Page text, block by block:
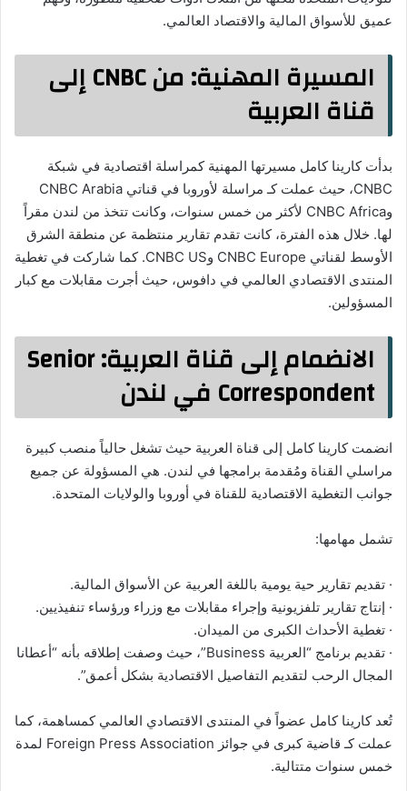
عميق للأسواق المالية والاقتصاد العالمي.
المسيرة المهنية: من CNBC إلى
قناة العربية
بدأت كارينا كامل مسيرتها المهنية كمراسلة اقتصادية في شبكة
CNBC، حيث عملت كـ مراسلة لأوروبا في قناتي CNBC Arabia
وCNBC Africa لأكثر من خمس سنوات، وكانت تتخذ من لندن مقراً
لها. خلال هذه الفترة، كانت تقدم تقارير منتظمة عن منطقة الشرق
الأوسط لقناتي CNBC Europe وCNBC US. كما شاركت في تغطية
المنتدى الاقتصادي العالمي في دافوس، حيث أجرت مقابلات مع كبار
المسؤولين.
الانضمام إلى قناة العربية: Senior
Correspondent في لندن
انضمت كارينا كامل إلى قناة العربية حيث تشغل حالياً منصب كبيرة
مراسلي القناة ومُقدمة برامجها في لندن. هي المسؤولة عن جميع
جوانب التغطية الاقتصادية للقناة في أوروبا والولايات المتحدة.
تشمل مهامها:
· تقديم تقارير حية يومية باللغة العربية عن الأسواق المالية.
· إنتاج تقارير تلفزيونية وإجراء مقابلات مع وزراء ورؤساء تنفيذيين.
· تغطية الأحداث الكبرى من الميدان.
· تقديم برنامج “العربية Business”، حيث وصفت إطلاقه بأنه “أعطانا
المجال الرحب لتقديم التفاصيل الاقتصادية بشكل أعمق”.
تُعد كارينا كامل عضواً في المنتدى الاقتصادي العالمي كمساهمة، كما
عملت كـ قاضية كبرى في جوائز Foreign Press Association لمدة
خمس سنوات متتالية.